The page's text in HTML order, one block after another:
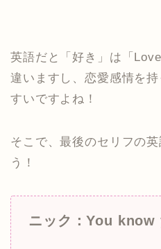
英語だと「好き」は「
違いますし、恋愛感情を
すいですよね！
そこで、最後のセリフの
う！
ニック：You know